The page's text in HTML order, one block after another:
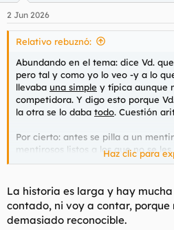
e
s
2 Jun 2026
Relativo rebuznó:
Abundando en el tema: dice Vd. que
pero tal y como yo lo veo -y a lo
llevaba una simple y típica aunque
competidora. Y digo esto porque
la otra se lo daba todo. Cuestión
Por cierto: antes se pilla a un
mentirosos listos a los que no se
Una bonita filosofía con la que no
Haz clic para
La historia es larga y hay
contado, ni voy a contar, porque
demasiado reconocible.